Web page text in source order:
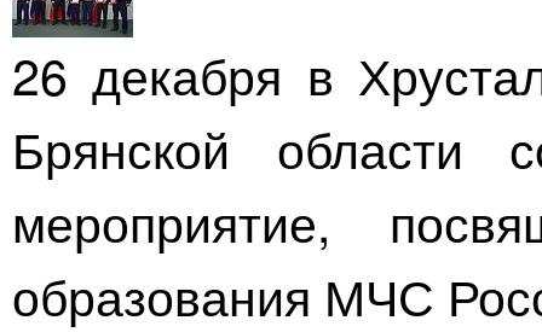
26 декабря в
Брянской области
мероприятие,
образования МЧС